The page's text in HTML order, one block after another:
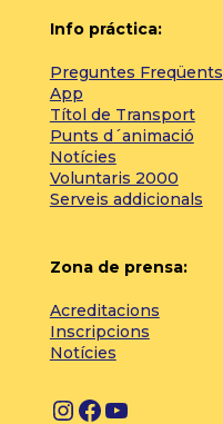
Info práctica:
Preguntes Freqüents
App
Títol de Transport
Punts d´animació
Notícies
Voluntaris 2000
Serveis addicionals
Zona de prensa:
Acreditacions
Inscripcions
Notícies